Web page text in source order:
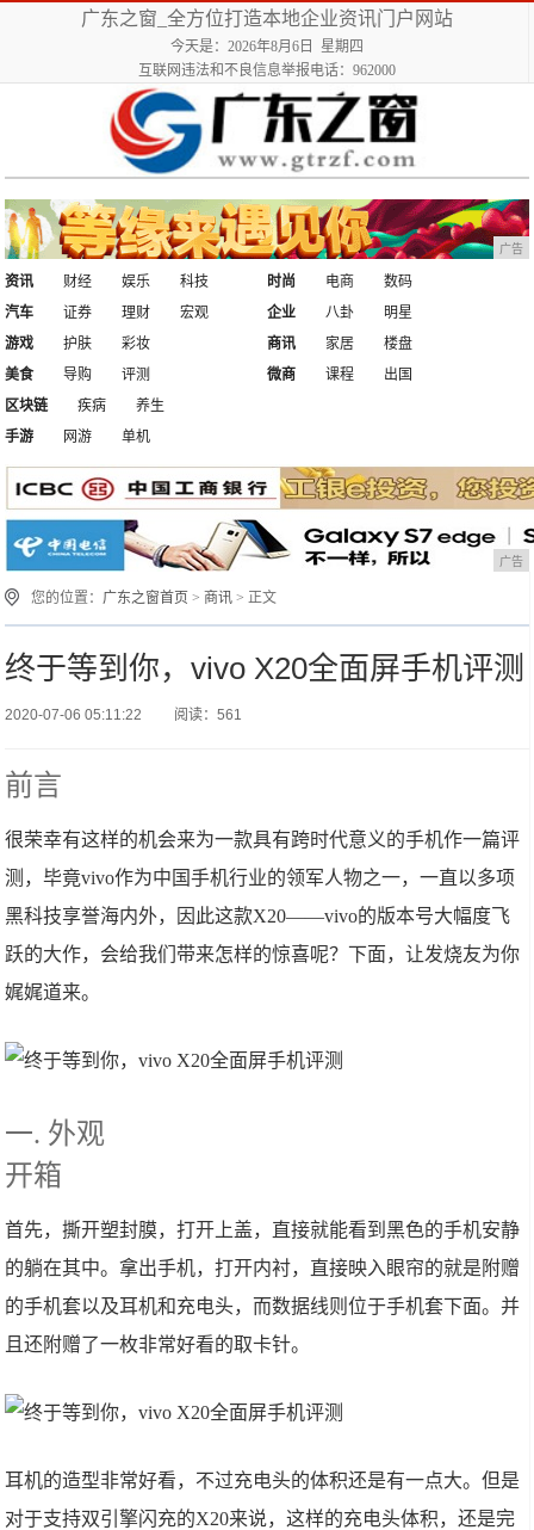
广东之窗_全方位打造本地企业资讯门户网站
今天是：2026年8月6日 星期四
互联网违法和不良信息举报电话：962000
广告
资讯 财经 娱乐
科技
汽车
证券 理财 宏观
时尚 电商
数码
企业
八卦
明星
游戏
护肤
彩妆
美食
导购 评测
商讯 家居
楼盘
微商
课程
出国
区块链
疾病
养生
手游
网游 单机
广告
您的位置： 广东之窗首页 > 商讯 > 正文
终于等到你，vivo X20全面屏手机评测
2020-07-06 05:11:22 阅读：561
前言
很荣幸有这样的机会来为一款具有跨时代意义的手机作一篇评
测，毕竟vivo作为中国手机行业的领军人物之一，一直以多项
黑科技享誉海内外，因此这款X20——vivo的版本号大幅度飞
跃的大作，会给我们带来怎样的惊喜呢？下面，让发烧友为你
娓娓道来。
一. 外观
开箱
首先，撕开塑封膜，打开上盖，直接就能看到黑色的手机安静
的躺在其中。拿出手机，打开内衬，直接映入眼帘的就是附赠
的手机套以及耳机和充电头，而数据线则位于手机套下面。并
且还附赠了一枚非常好看的取卡针。
耳机的造型非常好看，不过充电头的体积还是有一点大。但是
对于支持双引擎闪充的X20来说，这样的充电头体积，还是完